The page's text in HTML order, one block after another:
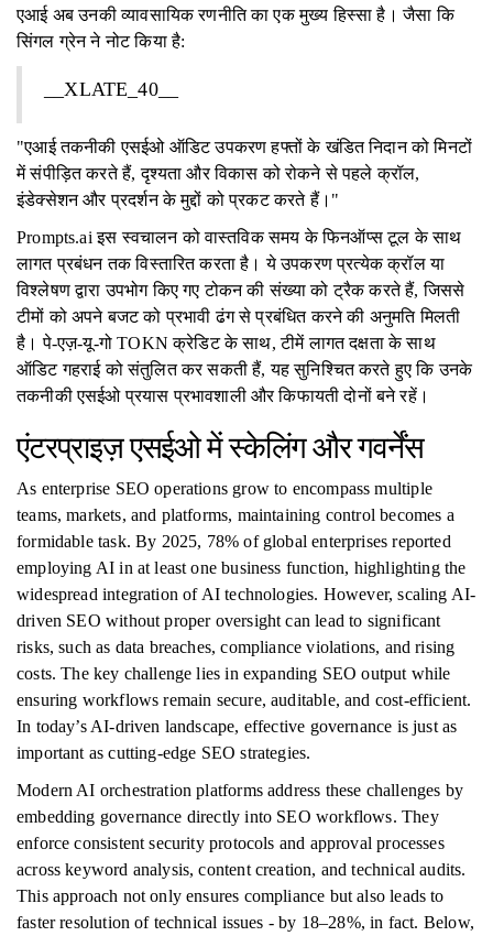
एआई अब उनकी व्यावसायिक रणनीति का एक मुख्य हिस्सा है। जैसा कि
सिंगल ग्रेन ने नोट किया है:
__XLATE_40__
"एआई तकनीकी एसईओ ऑडिट उपकरण हफ्तों के खंडित निदान को मिनटों
में संपीड़ित करते हैं, दृश्यता और विकास को रोकने से पहले क्रॉल,
इंडेक्सेशन और प्रदर्शन के मुद्दों को प्रकट करते हैं।"
Prompts.ai इस स्वचालन को वास्तविक समय के फिनऑप्स टूल के साथ
लागत प्रबंधन तक विस्तारित करता है। ये उपकरण प्रत्येक क्रॉल या
विश्लेषण द्वारा उपभोग किए गए टोकन की संख्या को ट्रैक करते हैं, जिससे
टीमों को अपने बजट को प्रभावी ढंग से प्रबंधित करने की अनुमति मिलती
है। पे-एज़-यू-गो TOKN क्रेडिट के साथ, टीमें लागत दक्षता के साथ
ऑडिट गहराई को संतुलित कर सकती हैं, यह सुनिश्चित करते हुए कि उनके
तकनीकी एसईओ प्रयास प्रभावशाली और किफायती दोनों बने रहें।
एंटरप्राइज़ एसईओ में स्केलिंग और गवर्नेंस
As enterprise SEO operations grow to encompass multiple
teams, markets, and platforms, maintaining control becomes a
formidable task. By 2025, 78% of global enterprises reported
employing AI in at least one business function, highlighting the
widespread integration of AI technologies. However, scaling AI-
driven SEO without proper oversight can lead to significant
risks, such as data breaches, compliance violations, and rising
costs. The key challenge lies in expanding SEO output while
ensuring workflows remain secure, auditable, and cost-efficient.
In today’s AI-driven landscape, effective governance is just as
important as cutting-edge SEO strategies.
Modern AI orchestration platforms address these challenges by
embedding governance directly into SEO workflows. They
enforce consistent security protocols and approval processes
across keyword analysis, content creation, and technical audits.
This approach not only ensures compliance but also leads to
faster resolution of technical issues - by 18–28%, in fact. Below,